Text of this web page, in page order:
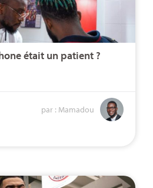
était un patient ?
par : Mamadou